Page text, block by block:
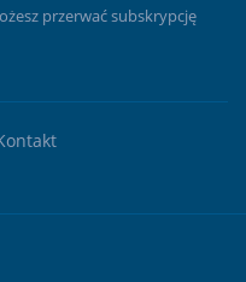
przerwać subskrypcję